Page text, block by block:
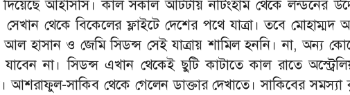
দিয়েছে আইসিসি। কাল সকাল আটটায় নটিংহাম থেকে লন্ডনের
সেখান থেকে বিকেলের ফ্লাইটে দেশের পথে যাত্রা। তবে মোহাম্মদ
আল হাসান ও জেমি সিডন্স সেই যাত্রায় শামিল হননি। না, অন্য
না। সিডন্স এখান থেকেই ছুটি কাটাতে কাল রাতে
আশরাফুল-সাকিব থেকে গেলেন ডাক্তার দেখাতে। সাকিবের সমস্যা